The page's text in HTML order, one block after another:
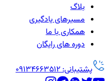
بلاگ
مسیرهای یادگیری
همکاری با ما
دوره های رایگان
پشتیبانی: 09134663512